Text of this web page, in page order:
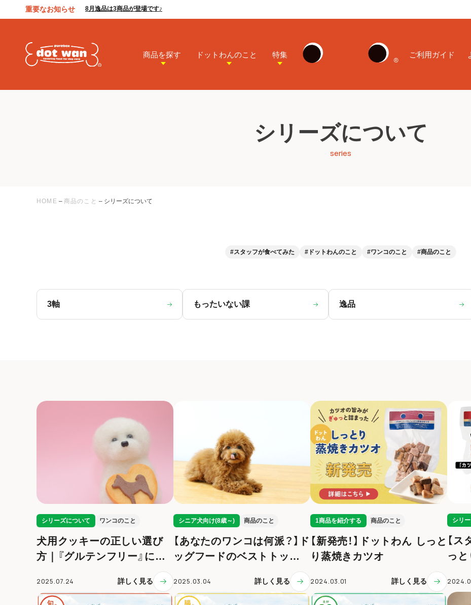
重要なお知らせ 8月逸品は3商品が登場です♪
特集
ドットわんのこと
商品を探す ご利用ガイド
シリーズについて
series
HOME – 商品のこと –シリーズについて
#スタッフが食べてみた #ドットわんのこと #ワンコのこと #商品のこと
3軸 もったいない課 逸品
シリーズについて ワンコのこと
犬用クッキーの正しい選び
方｜『グルテンフリー』につ
2025.07.24 詳しく見る
シニア犬向け(8歳～) 商品のこと
【あなたのワンコは何派？】ド
ッグフードのベストトッピ
2025.03.04 詳しく見る
1商品を紹介する 商品のこと
【新発売！】ドットわん しっと
り蒸焼きカツオ
2024.03.01 詳しく見る
シリ
【ス
っと
ツ
てみ